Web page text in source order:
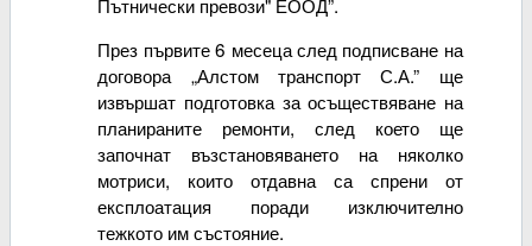
През първите 6 месеца след подписване на
договора „Алстом транспорт С.А.” ще
извършат подготовка за осъществяване на
планираните ремонти, след което ще
започнат възстановяването на няколко
мотриси, които отдавна са спрени от
експлоатация поради изключително
тежкото им състояние.